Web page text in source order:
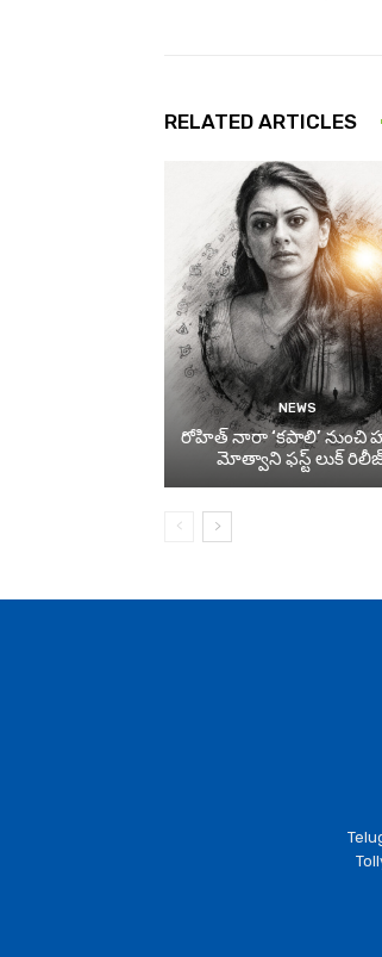
RELATED ARTICLES
NEWS
రోహిత్ నారా ‘కపాలి’ నుంచి
మోత్వాని ఫస్ట్ లుక్